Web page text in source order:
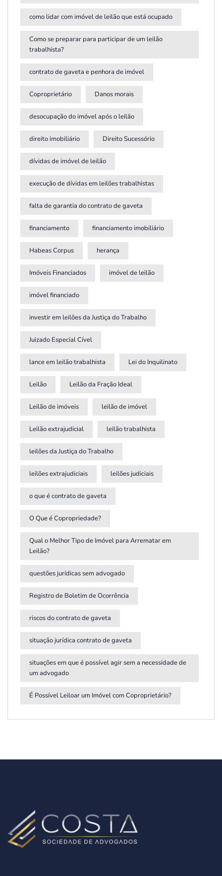
como lidar com imóvel de leilão que está ocupado
Como se preparar para participar de um leilão
trabalhista?
contrato de gaveta e penhora de imóvel
Coproprietário Danos morais
desocupação do imóvel após o leilão
direito imobiliário Direito Sucessório
dívidas de imóvel de leilão
execução de dívidas em leilões trabalhistas
falta de garantia do contrato de gaveta
financiamento financiamento imobiliário
Habeas Corpus herança
Imóveis Financiados imóvel de leilão
imóvel financiado
investir em leilões da Justiça do Trabalho
Juizado Especial Cível
lance em leilão trabalhista Lei do Inquilinato
Leilão Leilão da Fração Ideal
Leilão de imóveis leilão de imóvel
Leilão extrajudicial leilão trabalhista
leilões da Justiça do Trabalho
leilões extrajudiciais leilões judiciais
o que é contrato de gaveta
O Que é Copropriedade?
Qual o Melhor Tipo de Imóvel para Arrematar em
Leilão?
questões jurídicas sem advogado
Registro de Boletim de Ocorrência
riscos do contrato de gaveta
situação jurídica contrato de gaveta
situações em que é possível agir sem a necessidade de
um advogado
É Possível Leiloar um Imóvel com Coproprietário?